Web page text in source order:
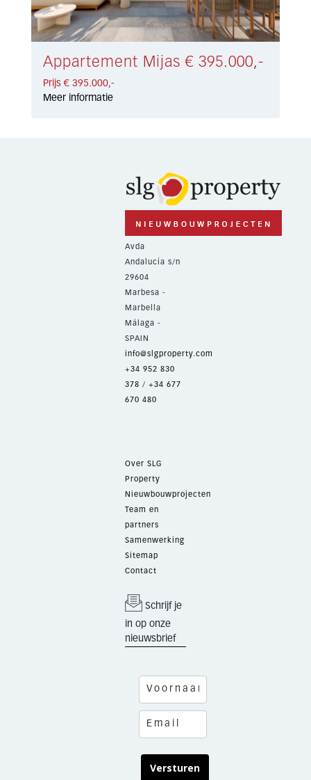
Appartement Mijas € 395.000,-
Prijs € 395.000,-
Meer informatie
Avda
Andalucía s/n
29604
Marbesa -
Marbella
Málaga -
SPAIN
info@slgproperty.com
+34 952 830
378 / +34 677
670 480
Over SLG
Property
Nieuwbouwprojecten
Team en
partners
Samenwerking
Sitemap
Contact
Schrijf je
in op onze
nieuwsbrief
Versturen